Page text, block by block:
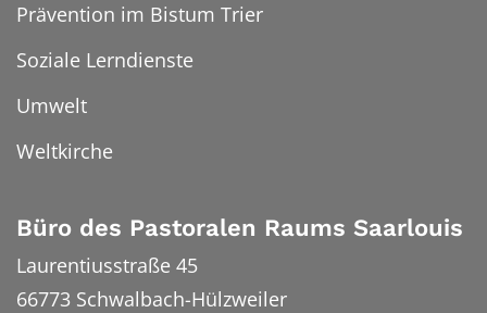
Prävention im Bistum Trier
Soziale Lerndienste
Umwelt
Weltkirche
Büro des Pastoralen Raums Saarlouis
Laurentiusstraße 45
66773 Schwalbach-Hülzweiler